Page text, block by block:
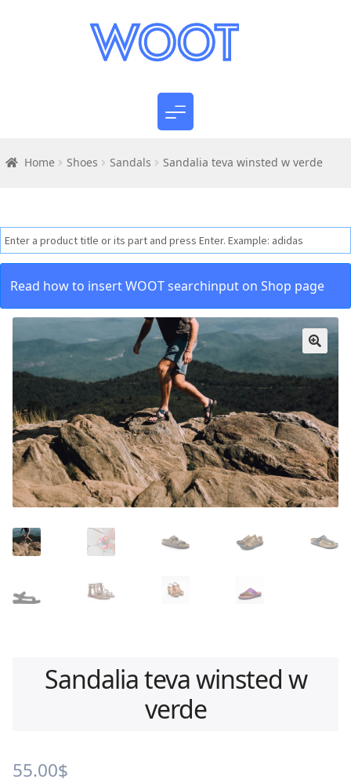
Home Shoes Sandals Sandalia teva winsted w verde
Read how to insert WOOT searchinput on Shop page
🔍
Sandalia teva winsted w
verde
55.00$